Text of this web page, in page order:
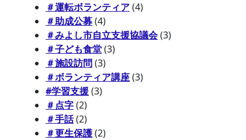
＃運転ボランティア(4)
＃助成公募(4)
＃みよし市自立支援協議会(3)
＃子ども食堂(3)
＃施設訪問(3)
＃ボランティア講座(3)
#学習支援(3)
＃点字(2)
＃手話(2)
＃更生保護(2)